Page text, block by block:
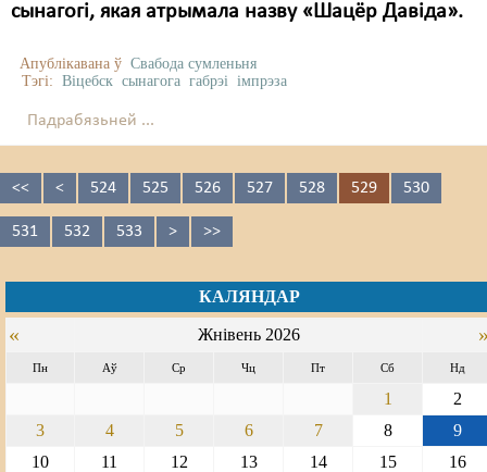
сынагогі, якая атрымала назву «Шацёр Давіда».
Апублікавана ў Свабода сумленьня
Тэгі: Віцебск сынагога габрэі імпрэза
Падрабязьней ...
<< < 524 525 526 527 528 529 530
531 532 533 > >>
КАЛЯНДАР
« Жнівень 2026
Пн Аў Ср Чц Пт Сб Нд
1
2
3
4 5 6 7 8
9
10
11 12 13 14 15
16